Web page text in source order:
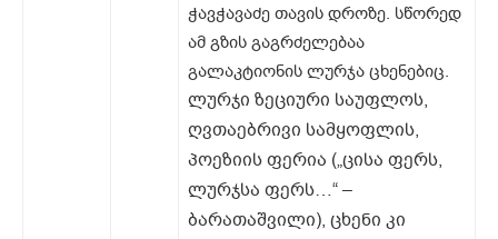
ჭავჭავაძე თავის დროზე. სწორედ
ამ გზის გაგრძელებაა
გალაკტიონის ლურჯა ცხენებიც.
ლურჯი ზეციური საუფლოს,
ღვთაებრივი სამყოფლის,
პოეზიის ფერია („ცისა ფერს,
ლურჯსა ფერს…“ –
ბარათაშვილი), ცხენი კი